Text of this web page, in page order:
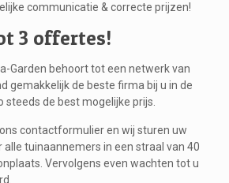
communicatie & correcte prijzen!
3 offertes!
Garden behoort tot een netwerk van
gemakkelijk de beste firma bij u in de
steeds de best mogelijke prijs.
contactformulier en wij sturen uw
alle tuinaannemers in een straal van 40
Vervolgens even wachten tot u